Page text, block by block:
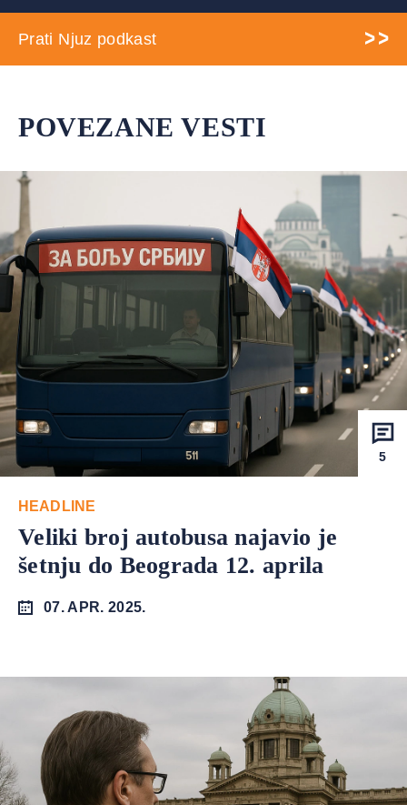
Prati Njuz podkast
POVEZANE VESTI
5
HEADLINE
Veliki broj autobusa najavio je
šetnju do Beograda 12. aprila
07. APR. 2025.